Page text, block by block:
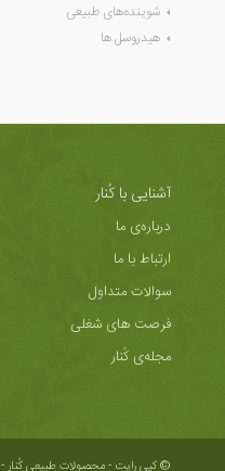
شوینده‌های طبیعی
هیدروسل ها
آشنایی با کُنار
درباره‌ی ما
ارتباط با ما
سوالات متداول
فرصت های شغلی
مجله‌ی کُنار
© کپی رایت - محصولات طبیعی کُنار -